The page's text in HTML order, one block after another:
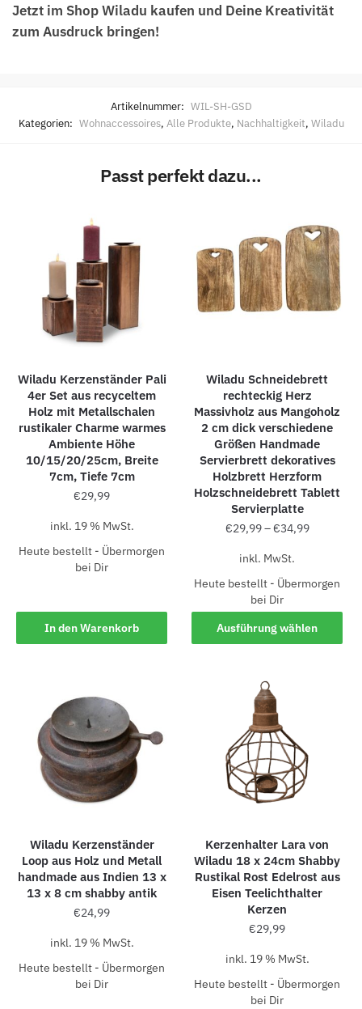
Jetzt im Shop Wiladu kaufen und Deine Kreativität
zum Ausdruck bringen!
Artikelnummer: WIL-SH-GSD
Kategorien: Wohnaccessoires, Alle Produkte, Nachhaltigkeit, Wiladu
Passt perfekt dazu...
Wiladu Kerzenständer Pali
4er Set aus recyceltem
Holz mit Metallschalen
rustikaler Charme warmes
Ambiente Höhe
10/15/20/25cm, Breite
7cm, Tiefe 7cm
€29,99
inkl. 19 % MwSt.
Heute bestellt - Übermorgen
bei Dir
In den Warenkorb
Wiladu Schneidebrett
rechteckig Herz
Massivholz aus Mangoholz
2 cm dick verschiedene
Größen Handmade
Servierbrett dekoratives
Holzbrett Herzform
Holzschneidebrett Tablett
Servierplatte
€29,99–€34,99
inkl. MwSt.
Heute bestellt - Übermorgen
bei Dir
Ausführung wählen
Wiladu Kerzenständer
Loop aus Holz und Metall
handmade aus Indien 13 x
13 x 8 cm shabby antik
€24,99
inkl. 19 % MwSt.
Heute bestellt - Übermorgen
bei Dir
Kerzenhalter Lara von
Wiladu 18 x 24cm Shabby
Rustikal Rost Edelrost aus
Eisen Teelichthalter
Kerzen
€29,99
inkl. 19 % MwSt.
Heute bestellt - Übermorgen
bei Dir